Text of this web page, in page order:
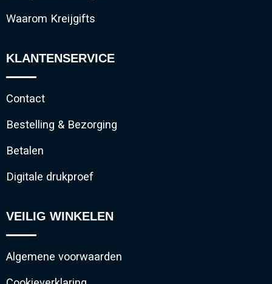
Waarom Kreijgifts
KLANTENSERVICE
Contact
Bestelling & Bezorging
Betalen
Digitale drukproef
VEILIG WINKELEN
Algemene voorwaarden